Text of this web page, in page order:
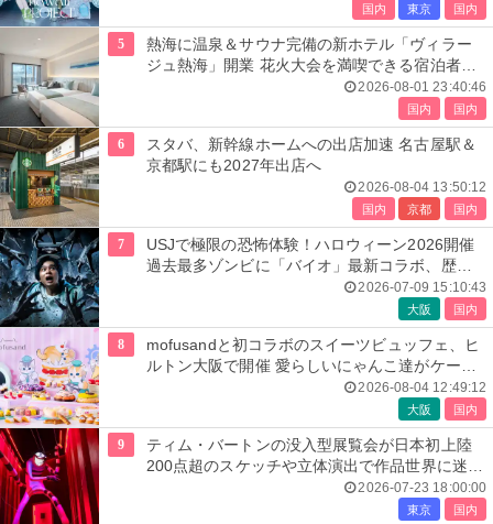
国内 東京 国内
5
熱海に温泉＆サウナ完備の新ホテル「ヴィラー
ジュ熱海」開業 花火大会を満喫できる宿泊者専
2026-08-01 23:40:46
国内 国内
6
スタバ、新幹線ホームへの出店加速 名古屋駅＆
京都駅にも2027年出店へ
2026-08-04 13:50:12
国内 京都 国内
7
USJで極限の恐怖体験！ハロウィーン2026開催
過去最多ゾンビに「バイオ」最新コラボ、歴代
2026-07-09 15:10:43
大阪 国内
8
mofusandと初コラボのスイーツビュッフェ、ヒ
ルトン大阪で開催 愛らしいにゃんこ達がケーキ
2026-08-04 12:49:12
大阪 国内
9
ティム・バートンの没入型展覧会が日本初上陸
200点超のスケッチや立体演出で作品世界に迷い
2026-07-23 18:00:00
東京 国内